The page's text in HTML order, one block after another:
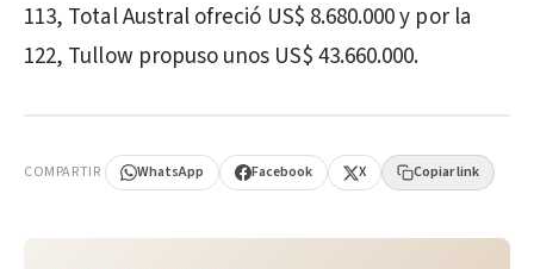
113, Total Austral ofreció US$ 8.680.000 y por la
122, Tullow propuso unos US$ 43.660.000.
COMPARTIR WhatsApp Facebook X Copiar link